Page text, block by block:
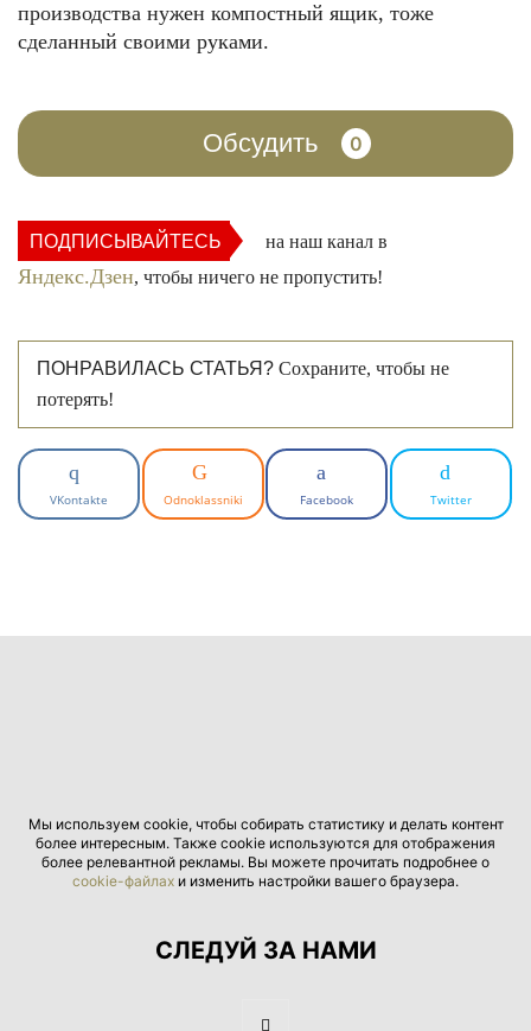
производства нужен компостный ящик, тоже
сделанный своими руками.
Обсудить 0
ПОДПИСЫВАЙТЕСЬ на наш канал в
Яндекс.Дзен, чтобы ничего не пропустить!
ПОНРАВИЛАСЬ СТАТЬЯ? Сохраните, чтобы не
потерять!
VKontakte Odnoklassniki Facebook Twitter
Мы используем cookie, чтобы собирать статистику и делать контент
более интересным. Также cookie используются для отображения
более релевантной рекламы. Вы можете прочитать подробнее о
cookie-файлах и изменить настройки вашего браузера.
СЛЕДУЙ ЗА НАМИ